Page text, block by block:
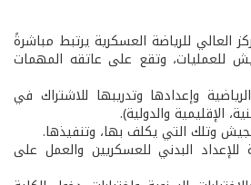
العالي للرياضة العسكرية يرتبط مباشرةً
للعمليات، وتقع على عاتقه المهمات
وإعدادها وتدريبها للاشتراك في
الإقليمية والدولية).
وتلك التي يكلف بها، وتنفيذها.
البدني للعسكريين والعمل على